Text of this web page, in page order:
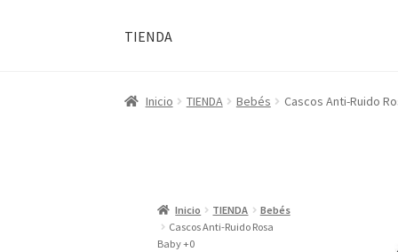
TIENDA
Inicio TIENDA Bebés Cascos Anti-Ruido
Inicio TIENDA
Bebés
Cascos Anti-Ruido Rosa
Baby +0